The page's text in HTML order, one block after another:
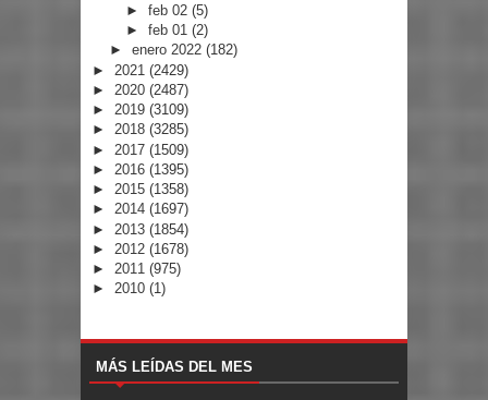
►feb 02(5)
►feb 01(2)
► enero 2022 (182)
► 2021 (2429)
► 2020 (2487)
► 2019 (3109)
► 2018 (3285)
► 2017 (1509)
► 2016 (1395)
► 2015 (1358)
► 2014 (1697)
► 2013 (1854)
► 2012 (1678)
► 2011 (975)
► 2010 (1)
MÁS LEÍDAS DEL MES